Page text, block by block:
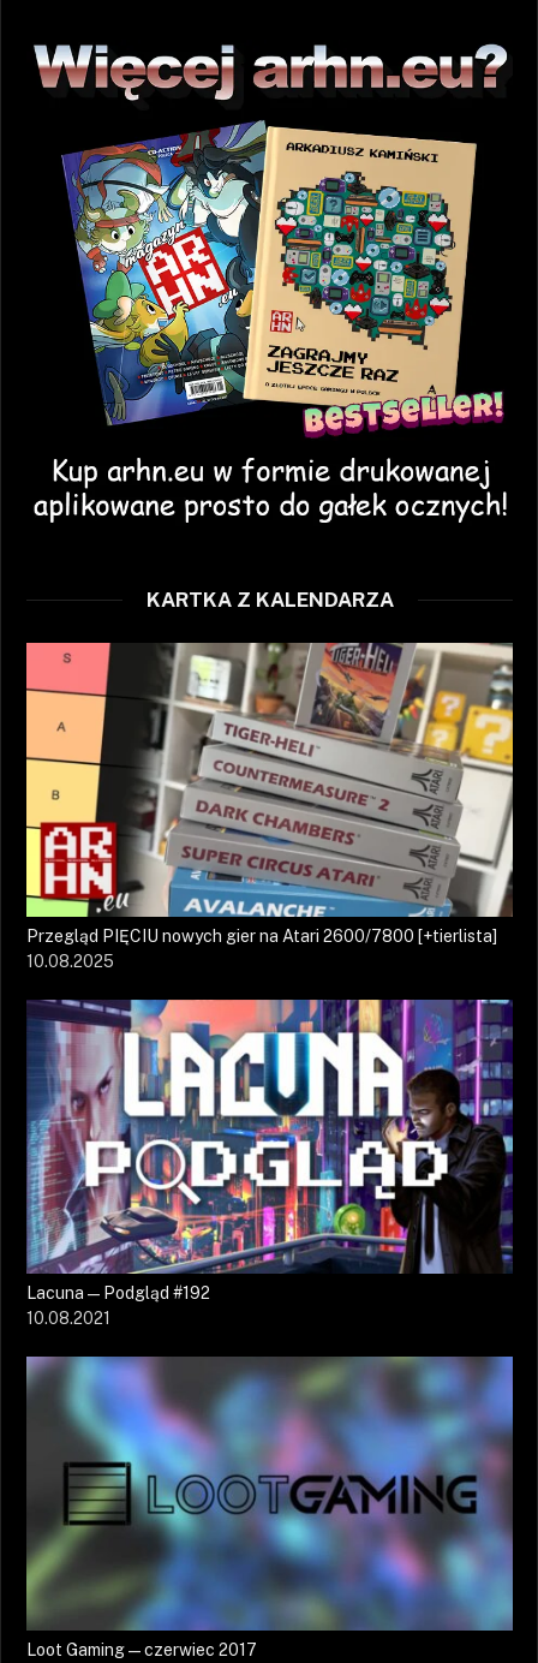
KARTKA Z KALENDARZA
Przegląd PIĘCIU nowych gier na Atari 2600/7800 [+tierlista]
10.08.2025
Lacuna — Podgląd #192
10.08.2021
Loot Gaming — czerwiec 2017